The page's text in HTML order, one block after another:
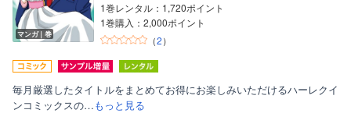
マンガ｜巻
1巻レンタル：1,720ポイント
1巻購入：2,000ポイント
（2）
毎月厳選したタイトルをまとめてお得にお楽しみいただけるハーレクイ
ンコミックスの…もっと見る